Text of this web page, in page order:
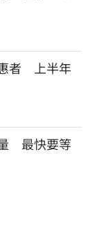
者　上半年
　最快要等